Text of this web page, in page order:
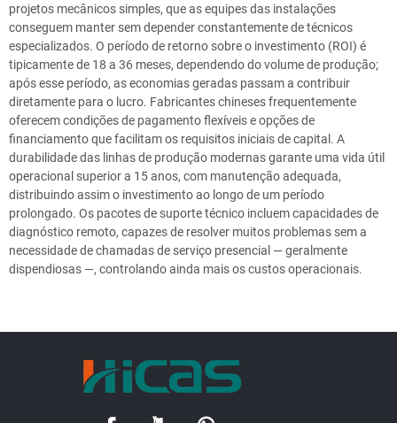
projetos mecânicos simples, que as equipes das instalações
conseguem manter sem depender constantemente de técnicos
especializados. O período de retorno sobre o investimento (ROI) é
tipicamente de 18 a 36 meses, dependendo do volume de produção;
após esse período, as economias geradas passam a contribuir
diretamente para o lucro. Fabricantes chineses frequentemente
oferecem condições de pagamento flexíveis e opções de
financiamento que facilitam os requisitos iniciais de capital. A
durabilidade das linhas de produção modernas garante uma vida útil
operacional superior a 15 anos, com manutenção adequada,
distribuindo assim o investimento ao longo de um período
prolongado. Os pacotes de suporte técnico incluem capacidades de
diagnóstico remoto, capazes de resolver muitos problemas sem a
necessidade de chamadas de serviço presencial — geralmente
dispendiosas —, controlando ainda mais os custos operacionais.